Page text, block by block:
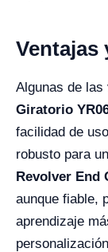
Ventajas
Algunas de las
Giratorio
facilidad de
robusto para
Revolver End
aunque fiable,
aprendizaje